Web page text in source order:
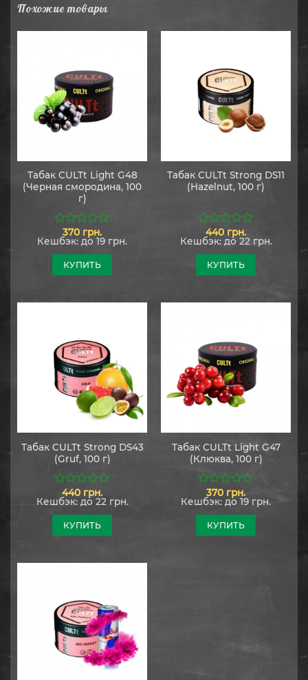
Похожие товары
Табак CULTt Light G48
(Черная смородина, 100
г)
из
5
370 грн.
Кешбэк: до 19 грн.
КУПИТЬ
Табак CULTt Strong DS11
(Hazelnut, 100 г)
из
5
440 грн.
Кешбэк:до 22 грн.
КУПИТЬ
Табак CULTt Strong DS43
(Gruf, 100 г)
из
5
440 грн.
Кешбэк:до 22 грн.
КУПИТЬ
Табак CULTt Light G47
(Клюква, 100 г)
из
5
370 грн.
Кешбэк: до 19 грн.
КУПИТЬ